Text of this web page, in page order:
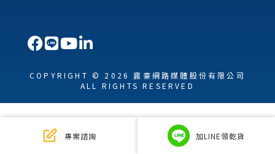
專案諮詢 加LINE領乾貨
COPYRIGHT © 2026 震豪網路媒體股份有限公司
ALL RIGHTS RESERVED